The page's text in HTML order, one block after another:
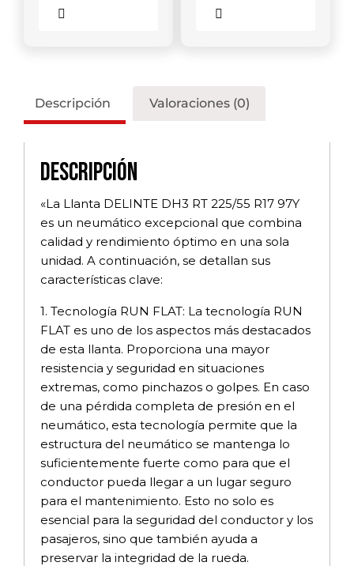
Descripción Valoraciones (0)
Descripción
«La Llanta DELINTE DH3 RT 225/55 R17 97Y
es un neumático excepcional que combina
calidad y rendimiento óptimo en una sola
unidad. A continuación, se detallan sus
características clave:
1. Tecnología RUN FLAT: La tecnología RUN
FLAT es uno de los aspectos más destacados
de esta llanta. Proporciona una mayor
resistencia y seguridad en situaciones
extremas, como pinchazos o golpes. En caso
de una pérdida completa de presión en el
neumático, esta tecnología permite que la
estructura del neumático se mantenga lo
suficientemente fuerte como para que el
conductor pueda llegar a un lugar seguro
para el mantenimiento. Esto no solo es
esencial para la seguridad del conductor y los
pasajeros, sino que también ayuda a
preservar la integridad de la rueda.